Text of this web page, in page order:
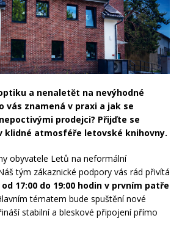
a nenaletět na nevýhodné
vás znamená v praxi a jak se
prodejci? Přijďte se
klidné atmosféře letovské knihovny.
obyvatele Letů na neformální
tým zákaznické podpory vás rád přivítá
17:00 do 19:00 hodin v prvním patře
tématem bude spuštění nové
stabilní a bleskové připojení přímo